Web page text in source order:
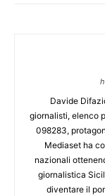
Davide
giornalisti, elenco
098283,
Mediaset ha
nazionali
giornalistica
diventare il